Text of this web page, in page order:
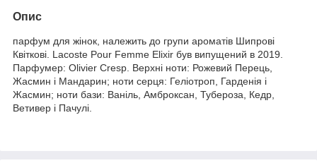
Опис
парфум для жінок, належить до групи ароматів Шипрові
Квіткові. Lacoste Pour Femme Elixir був випущений в 2019.
Парфумер: Olivier Cresp. Верхні ноти: Рожевий Перець,
Жасмин і Мандарин; ноти серця: Геліотроп, Гарденія і
Жасмин; ноти бази: Ваніль, Амброксан, Тубероза, Кедр,
Ветивер і Пачулі.